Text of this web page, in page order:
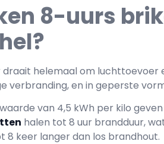
8-uurs
draait helemaal om
verbranding, en in geperste
van 4,5 kWh per kilo
halen tot 8 uur brandduur,
8 keer langer dan los brandhout.